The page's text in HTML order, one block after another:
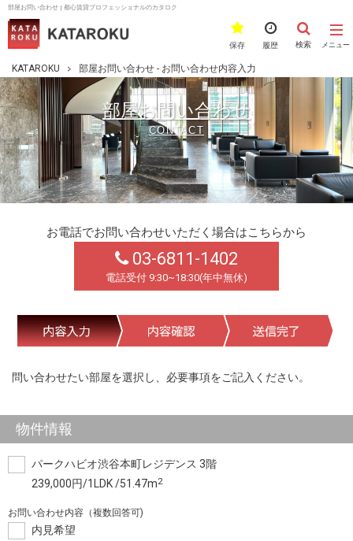
部屋お問い合わせ | 都心賃貸プロフェッショナルのカタロク
メニュー
検索
履歴
保存
KATAROKU 部屋お問い合わせ - お問い合わせ内容入力
部屋お問い合わせ
CONTACT
お電話でお問い合わせいただく場合はこちらから
03-6811-1402
電話受付 9:30~18:30(年中無休)
問い合わせたい部屋を選択し、必要事項をご記入ください。
物件情報
パークハビオ渋谷本町レジデンス 3階
239,000円/1LDK /51.47m2
お問い合わせ内容（複数回答可)
内見希望